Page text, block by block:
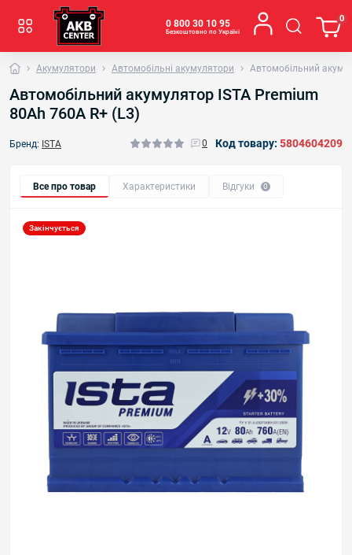
0 800 30 10 95
Безкоштовно по Україні
0
Акумулятори Автомобільні акумулятори Автомобільний
Автомобільний акумулятор ISTA Premium
80Ah 760A R+ (L3)
Бренд: ISTA 0 Код товару: 5804604209
Все про товар Характеристики Відгуки 0
Закінчується